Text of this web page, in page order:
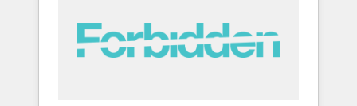
Shopify, Oneflow. 💻 Développements
custom : CRM UI Extensions (React),